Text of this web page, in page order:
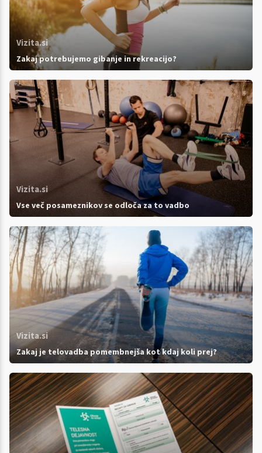
Vizita.si
Zakaj potrebujemo gibanje in rekreacijo?
Vizita.si
Vse več posameznikov se odloča za to vadbo
Vizita.si
Zakaj je telovadba pomembnejša kot kdaj koli prej?